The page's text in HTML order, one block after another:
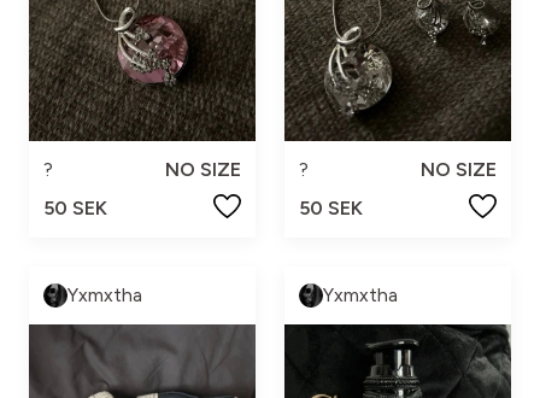
?
NO SIZE
50 SEK
?
NO SIZE
50 SEK
Yxmxtha Yxmxtha